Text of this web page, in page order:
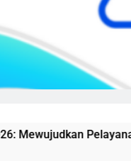
Pelayanan Publik